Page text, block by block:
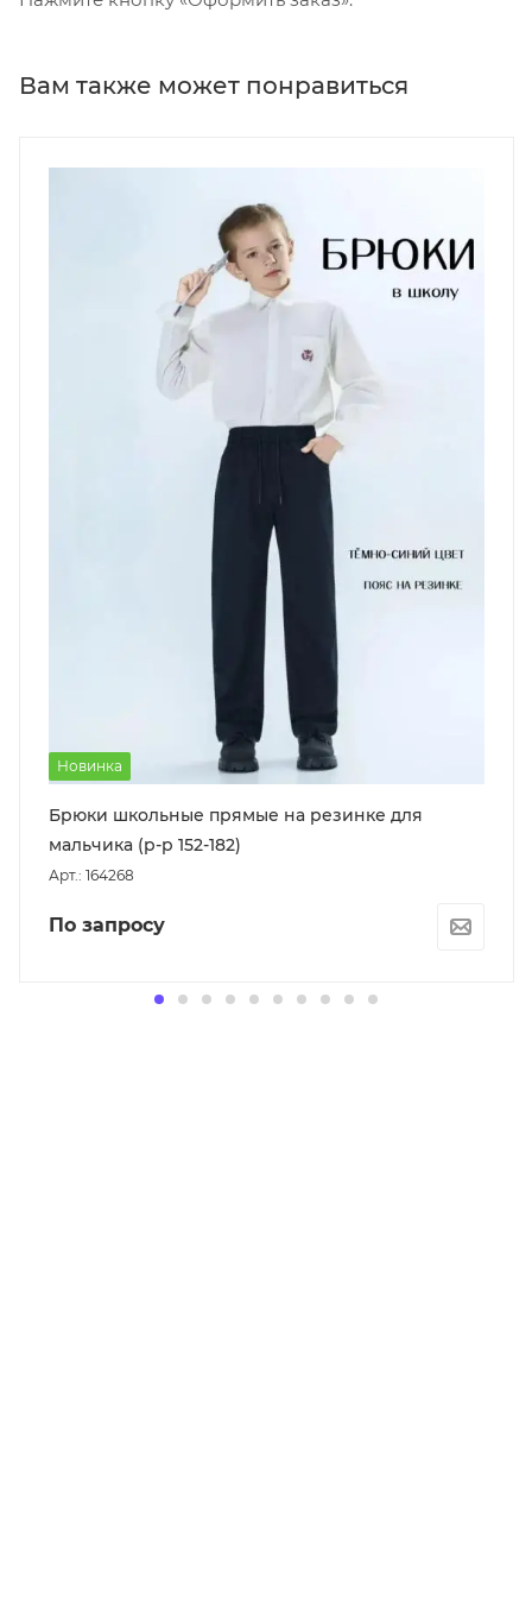
Вам также может понравиться
Новинка
Брюки школьные прямые на резинке для
мальчика (р-р 152-182)
Арт.: 164268
По запросу